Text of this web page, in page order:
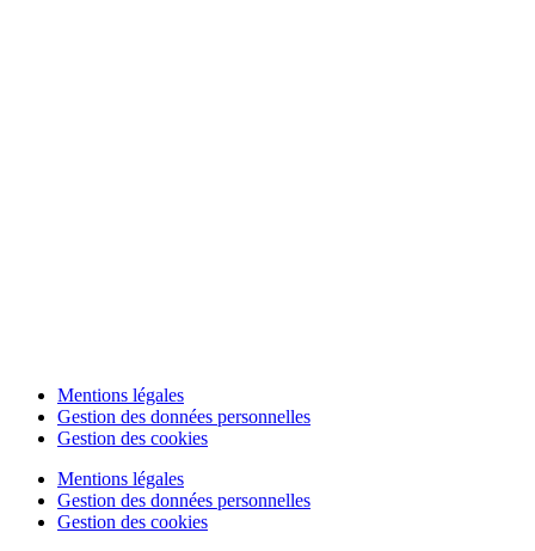
Mentions légales
Gestion des données personnelles
Gestion des cookies
Mentions légales
Gestion des données personnelles
Gestion des cookies